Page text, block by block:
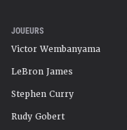
JOUEURS
Victor Wembanyama
LeBron James
Stephen Curry
Rudy Gobert